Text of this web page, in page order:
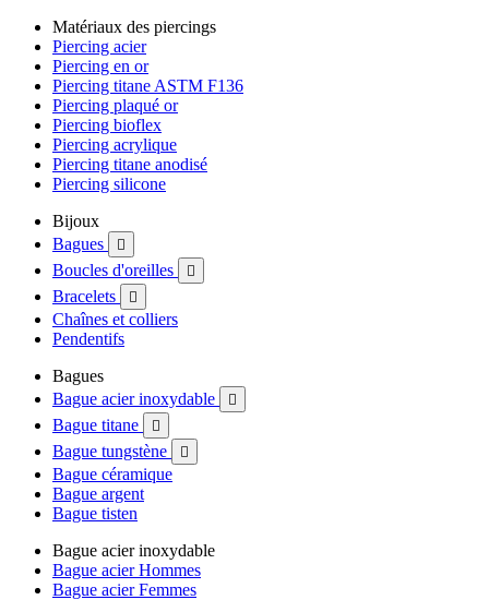
Matériaux des piercings
Piercing acier
Piercing en or
Piercing titane ASTM F136
Piercing plaqué or
Piercing bioflex
Piercing acrylique
Piercing titane anodisé
Piercing silicone
Bijoux
Bagues

Boucles d'oreilles 
Bracelets 
Chaînes et colliers
Pendentifs
Bagues
Bague acier inoxydable

Bague titane 
Bague tungstène 
Bague céramique
Bague argent
Bague tisten
Bague acier inoxydable
Bague acier Hommes
Bague acier Femmes